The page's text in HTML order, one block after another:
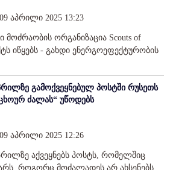
აპრილი 2025 13:23
მოძრაობის ორგანიზაცია Scouts of
იწყებს - გახდი ენერგოეფექტურობის
გამოქვეყნებულ პოსტში რუსეთს
ძალას“ უწოდებს
აპრილი 2025 12:26
აქვეყნებს პოსტს, რომელშიც
როგორც მოძალადეს არ ახსენებს